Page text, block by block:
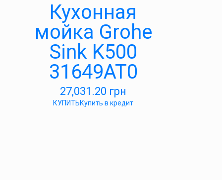
Кухонная
мойка Grohe
Sink K500
31649AT0
27,031.20 грн
КУПИТЬКупить в кредит